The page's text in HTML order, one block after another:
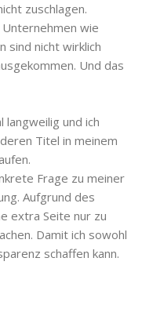
zuschlagen.
wie
sind nicht wirklich
Und das
langweilig und ich
Titel in meinem
Frage zu meiner
Aufgrund des
extra Seite nur zu
Damit ich sowohl
schaffen kann.